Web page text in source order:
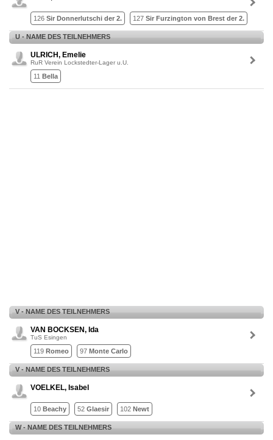
126 Sir Donnerlutschi der 2. 127 Sir Furzington von Brest der 2.
U - NAME DES TEILNEHMERS
ULRICH, Emelie
RuR Verein Lockstedter-Lager u.U.
11 Bella
V - NAME DES TEILNEHMERS
VAN BOCKSEN, Ida
TuS Esingen
119 Romeo 97 Monte Carlo
V - NAME DES TEILNEHMERS
VOELKEL, Isabel
10 Beachy 52 Glaesir 102 Newt
W - NAME DES TEILNEHMERS